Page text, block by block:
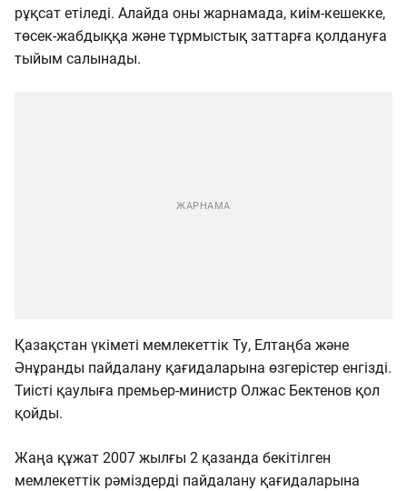
рұқсат етіледі. Алайда оны жарнамада, киім-кешекке,
төсек-жабдыққа және тұрмыстық заттарға қолдануға
тыйым салынады.
Қазақстан үкіметі мемлекеттік Ту, Елтаңба және
Әнұранды пайдалану қағидаларына өзгерістер енгізді.
Тиісті қаулыға премьер-министр Олжас Бектенов қол
қойды.
Жаңа құжат 2007 жылғы 2 қазанда бекітілген
мемлекеттік рәміздерді пайдалану қағидаларына